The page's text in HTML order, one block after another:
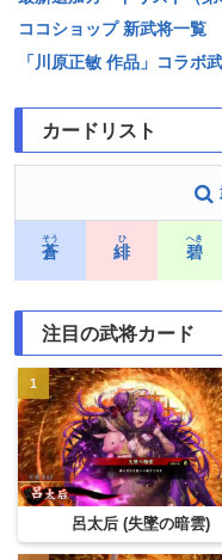
ココショップ 新武将一覧
「川原正敏 作品」コラボ
カードリスト
蒼
そう
緋
ひ
碧
へき
注目の武将カード
呂太后 (失墜の暗雲)